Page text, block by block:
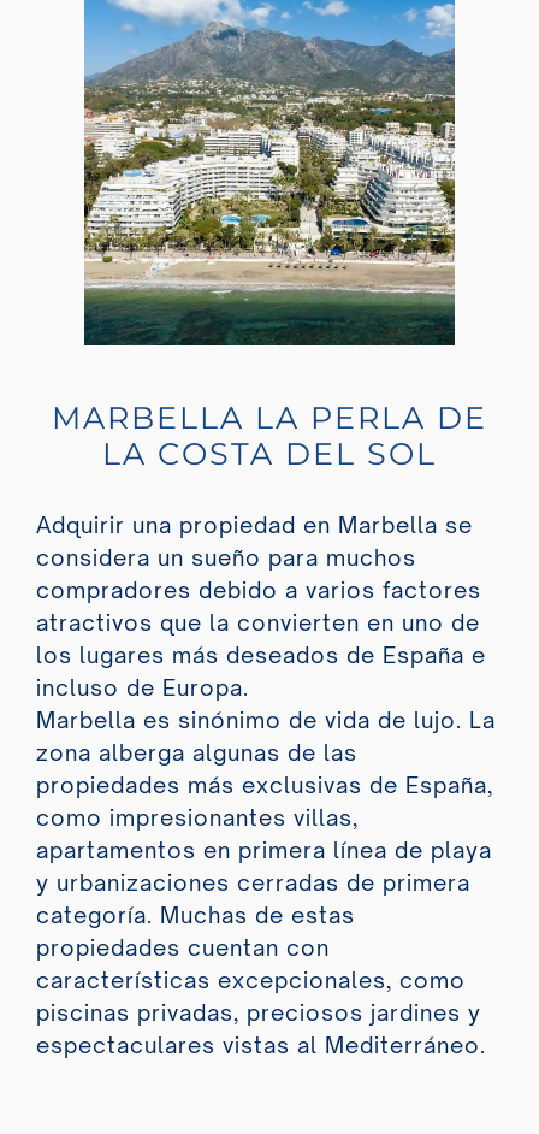
MARBELLA LA PERLA DE
LA COSTA DEL SOL
Adquirir una propiedad en Marbella se
considera un sueño para muchos
compradores debido a varios factores
atractivos que la convierten en uno de
los lugares más deseados de España e
incluso de Europa.
Marbella es sinónimo de vida de lujo. La
zona alberga algunas de las
propiedades más exclusivas de España,
como impresionantes villas,
apartamentos en primera línea de playa
y urbanizaciones cerradas de primera
categoría. Muchas de estas
propiedades cuentan con
características excepcionales, como
piscinas privadas, preciosos jardines y
espectaculares vistas al Mediterráneo.